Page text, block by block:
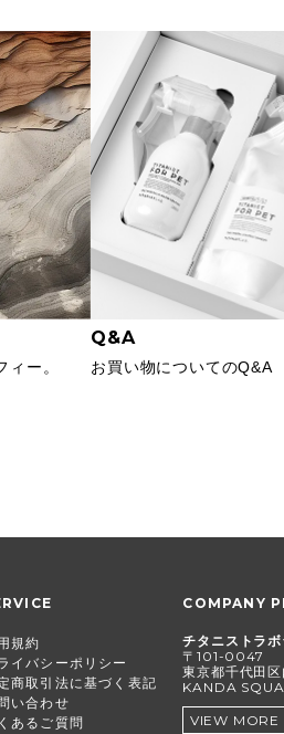
ー。
Q&A
お買い物についてのQ&A
規約
イバシーポリシー
商取引法に基づく表記
い合わせ
あるご質問
COMPANY
チタニストラ
〒101-0047
東京都千代田
KANDA
VIEW MORE